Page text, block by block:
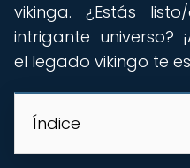
vikinga. ¿Estás
intrigante universo?
el legado vikingo te
Índice